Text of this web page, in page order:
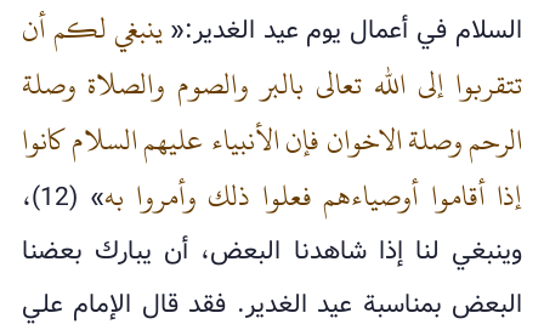
السلام في أعمال يوم عيد الغدير:« ينبغي لكم أن
تتقربوا إلى الله تعالى بالبر والصوم والصلاة وصلة
الرحم وصلة الاخوان فإن الأنبياء عليهم السلام كانوا
إذا أقاموا أوصياءهم فعلوا ذلك وأمروا به
» (12)،
وينبغي لنا إذا شاهدنا البعض، أن يبارك بعضنا
البعض بمناسبة عيد الغدير. فقد قال الإمام علي